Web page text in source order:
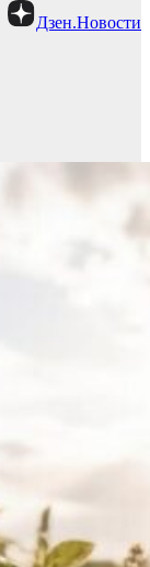
Дзен.Новости